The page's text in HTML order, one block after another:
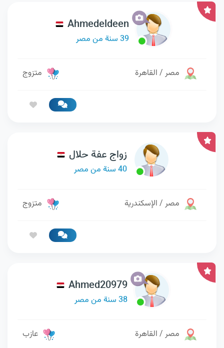
Ahmedeldeen
39 سنة من مصر
مصر / القاهرة متزوج
زواج عفة حلال
40 سنة من مصر
مصر / الإسكندرية متزوج
Ahmed20979
38 سنة من مصر
مصر / القاهرة عازب